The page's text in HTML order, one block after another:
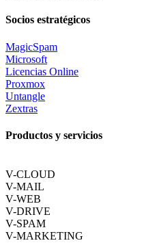
Socios estratégicos
MagicSpam
Microsoft
Licencias Online
Proxmox
Untangle
Zextras
Productos y servicios
V-CLOUD
V-MAIL
V-WEB
V-DRIVE
V-SPAM
V-MARKETING